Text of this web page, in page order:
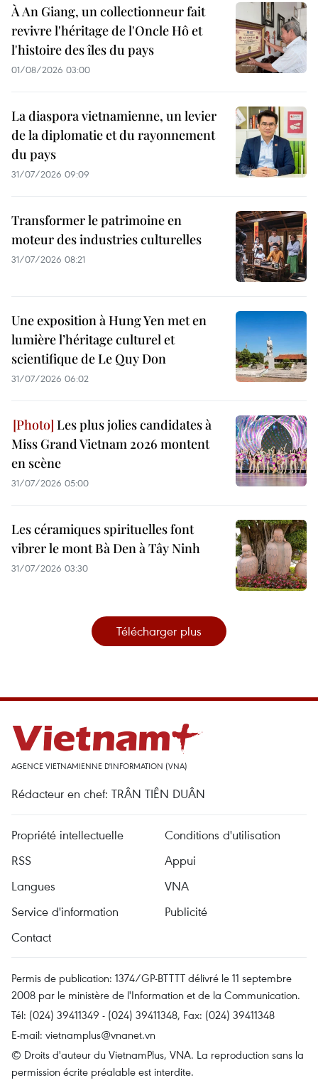
À An Giang, un collectionneur fait
revivre l'héritage de l'Oncle Hô et
l'histoire des îles du pays
01/08/2026 03:00
La diaspora vietnamienne, un levier
de la diplomatie et du rayonnement
du pays
31/07/2026 09:09
Transformer le patrimoine en
moteur des industries culturelles
31/07/2026 08:21
Une exposition à Hung Yen met en
lumière l’héritage culturel et
scientifique de Le Quy Don
31/07/2026 06:02
Les plus jolies candidates à
Miss Grand Vietnam 2026 montent
en scène
31/07/2026 05:00
Les céramiques spirituelles font
vibrer le mont Bà Den à Tây Ninh
31/07/2026 03:30
Télécharger plus
AGENCE VIETNAMIENNE D'INFORMATION (VNA)
Rédacteur en chef: TRÂN TIÊN DUÂN
Propriété intellectuelle
Conditions d'utilisation
RSS
Appui
Langues
VNA
Service d'information
Publicité
Contact
Permis de publication: 1374/GP-BTTTT délivré le 11 septembre
2008 par le ministère de l'Information et de la Communication.
Tél: (024) 39411349 - (024) 39411348, Fax: (024) 39411348
E-mail: vietnamplus@vnanet.vn
© Droits d'auteur du VietnamPlus, VNA. La reproduction sans la
permission écrite préalable est interdite.